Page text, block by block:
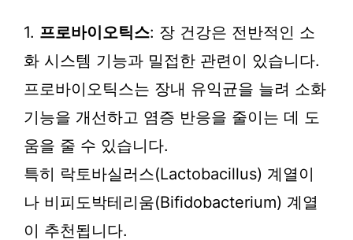
1. 프로바이오틱스: 장 건강은 전반적인 소
화 시스템 기능과 밀접한 관련이 있습니다.
프로바이오틱스는 장내 유익균을 늘려 소화
기능을 개선하고 염증 반응을 줄이는 데 도
움을 줄 수 있습니다.
특히 락토바실러스(Lactobacillus) 계열이
나 비피도박테리움(Bifidobacterium) 계열
이 추천됩니다.